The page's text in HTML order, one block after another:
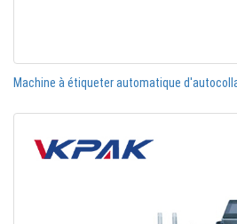
Machine à étiqueter automatique